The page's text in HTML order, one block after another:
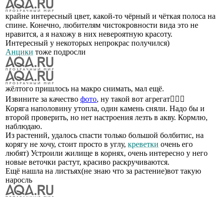
крайне интересный цвет, какой-то чёрный и чёткая полоса на
спине. Конечно, любителям чистокровности вида это не
нравится, а я нахожу в них невероятную красоту.
Интересный у некоторых непрокрас получился)
Анцики тоже подросли
жёлтого пришлось на макро снимать, мал ещё.
Извините за качество фото, ну такой вот агрегат🤷🏼‍♀️
Коряга наполовину утопла, один камень сняли. Надо бы и
второй проверить, но нет настроения лезть в акву. Кормлю,
наблюдаю.
Из растений, удалось спасти только большой болбитис, на
корягу не хочу, стоит просто в углу, креветки очень его
любят) Устроили жилище в корнях, очень интересно у него
новые веточки растут, красиво раскручиваются.
Ещё нашла на листьях(не знаю что за растение)вот такую
наросль